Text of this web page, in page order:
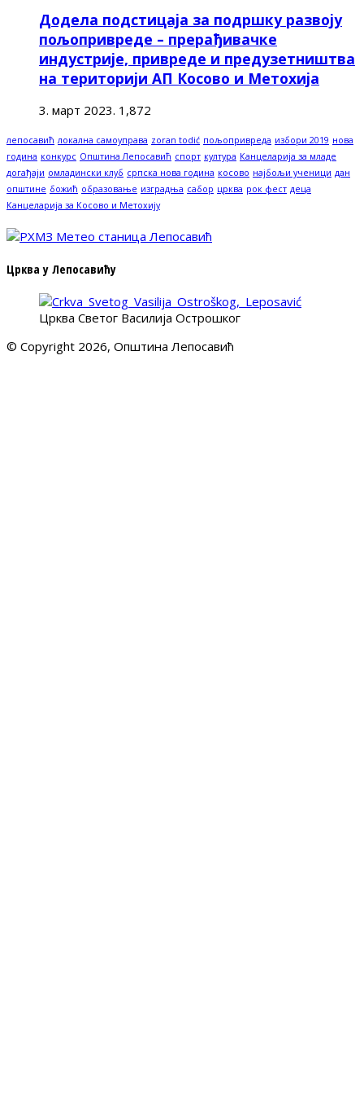
Додела подстицаја за подршку развоју
пољопривреде – прерађивачке
индустрије, привреде и предузетништва
на територији АП Косово и Метохија
3. март 2023. 1,872
лепосавић локална самоуправа zoran todić пољопривреда избори 2019 нова
година конкурс Општина Лепосавић спорт култура Канцеларија за младе
догађаји омладински клуб српска нова година косово најбољи ученици дан
општине божић образовање изградња сабор црква рок фест деца
Канцеларија за Косово и Метохију
Црква у Лепосавићу
Црква Светог Василија Острошког
© Copyright 2026, Општина Лепосавић